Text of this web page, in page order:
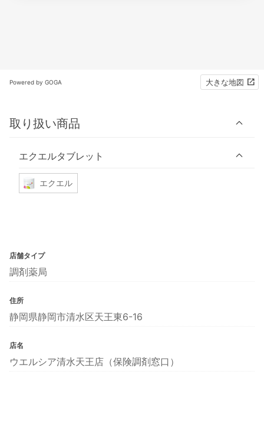
Powered by GOGA 大きな地図
取り扱い商品
エクエルタブレット
エクエル
店舗タイプ
調剤薬局
住所
静岡県静岡市清水区天王東6-16
店名
ウエルシア清水天王店（保険調剤窓口）